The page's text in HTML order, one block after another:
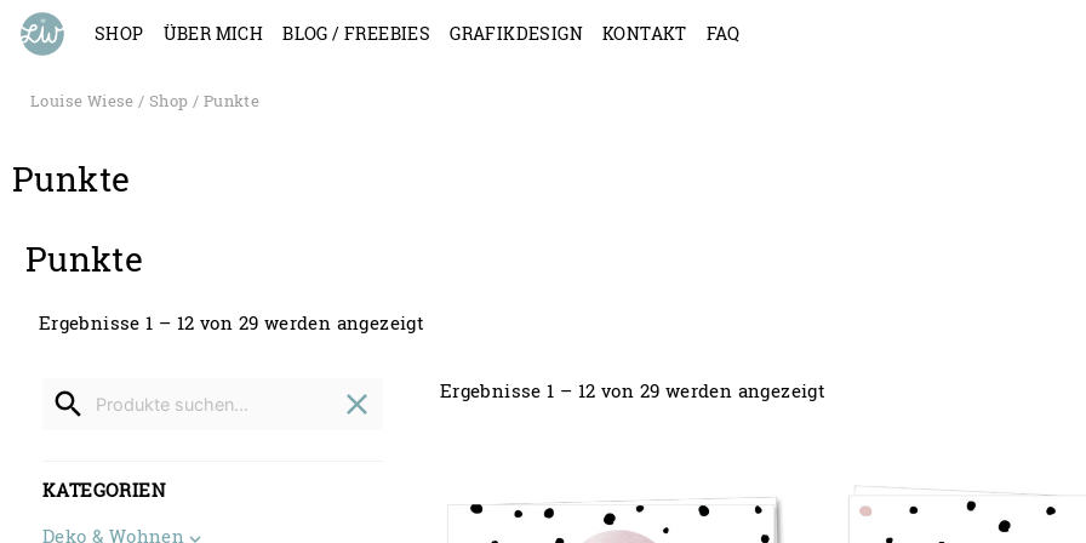
SHOP ÜBER MICH BLOG / FREEBIES GRAFIKDESIGN KONTAKT FAQ
Louise Wiese / Shop / Punkte
Punkte
Punkte
Ergebnisse 1 – 12 von 29 werden angezeigt
forsearch close
KATEGORIEN
Deko & Wohnen
Ergebnisse 1 – 12 von 29 werden angezeigt